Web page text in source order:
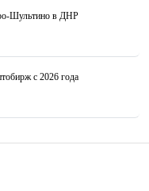
Шультино в ДНР
с 2026 года